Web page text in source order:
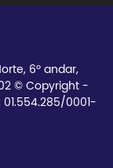
6º andar,
© Copyright -
0001-